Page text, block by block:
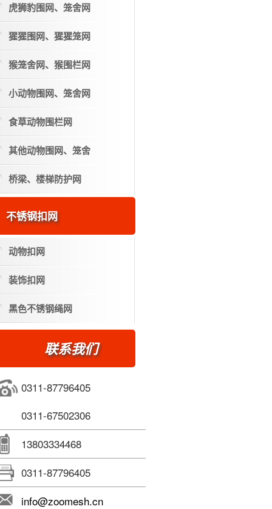
虎狮豹围网、笼舍网
猩猩围网、猩猩笼网
猴笼舍网、猴围栏网
小动物围网、笼舍网
食草动物围栏网
其他动物围网、笼舍
桥梁、楼梯防护网
不锈钢扣网
动物扣网
装饰扣网
黑色不锈钢绳网
联系我们
0311-87796405
0311-67502306
13803334468
0311-87796405
info@zoomesh.cn